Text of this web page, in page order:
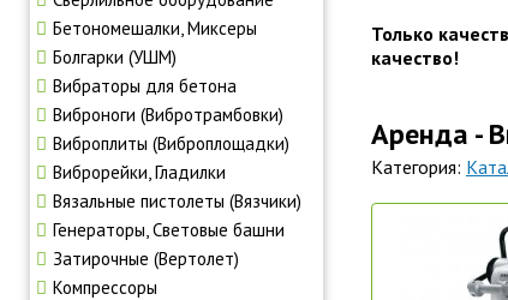
Бетономешалки, Миксеры
Болгарки (УШМ)
Вибраторы для бетона
Виброноги (Вибротрамбовки)
Виброплиты (Виброплощадки)
Виброрейки, Гладилки
Вязальные пистолеты (Вязчики)
Генераторы, Световые башни
Затирочные (Вертолет)
Компрессоры
Только
качество!
Аренда -
Категория: